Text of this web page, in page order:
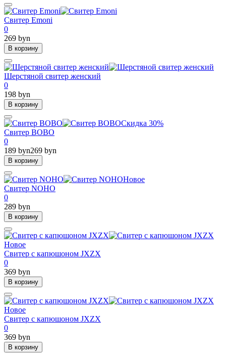
Свитер Emoni
0
269 byn
В корзину
Шерстяной свитер женский
0
198 byn
В корзину
Скидка 30%
Свитер BOBO
0
189 byn269 byn
В корзину
Новое
Свитер NOHO
0
289 byn
В корзину
Новое
Свитер с капюшоном JXZX
0
369 byn
В корзину
Новое
Свитер с капюшоном JXZX
0
369 byn
В корзину